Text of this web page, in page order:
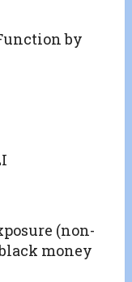
by
(non-
money